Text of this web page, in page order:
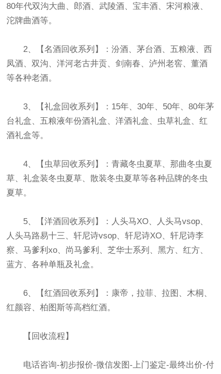
80年代双沟大曲、郎酒、武陵酒、宝丰酒、宋河粮液、
沱牌曲酒等。
2、【名酒回收系列】：汾酒、茅台酒、五粮液、西
凤酒、双沟、洋河老古井贡、剑南春、泸州老窖、董酒
等各种老酒。
3、【礼盒回收系列】：15年、30年、50年、80年茅
台礼盒、五粮液年份酒礼盒、洋酒礼盒、虫草礼盒、红
酒礼盒等。
4、【虫草回收系列】：青藏冬虫夏草、那曲冬虫夏
草、礼盒装冬虫夏草、散装冬虫夏草等各种品牌的冬虫
夏草。
5、【洋酒回收系列】：人头马XO、人头马vsop、
人头马路易十三、轩尼诗vsop、轩尼诗XO、轩尼诗李
察、马爹利xo、尚马爹利、芝华士系列、黑方、红方、
蓝方、各种单瓶及礼盒。
6、【红酒回收系列】：康帝，拉菲、拉图、木桐、
红颜容、柏图斯等高档红酒。
【回收流程】
电话咨询-初步报价-微信发图-上门鉴定-最终出价-付